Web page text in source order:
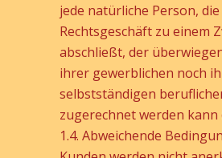
jede natürliche Person,
Rechtsgeschäft zu einem
abschließt, der
ihrer gewerblichen noch
selbstständigen
zugerechnet werden kann
1.4. Abweichende